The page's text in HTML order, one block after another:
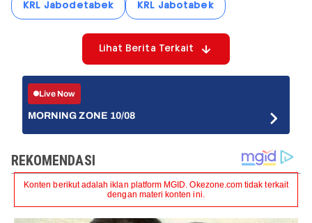
KRL Jabodetabek KRL Jabotabek
Lihat Berita Terkait
Live Now
MORNING ZONE 10/08